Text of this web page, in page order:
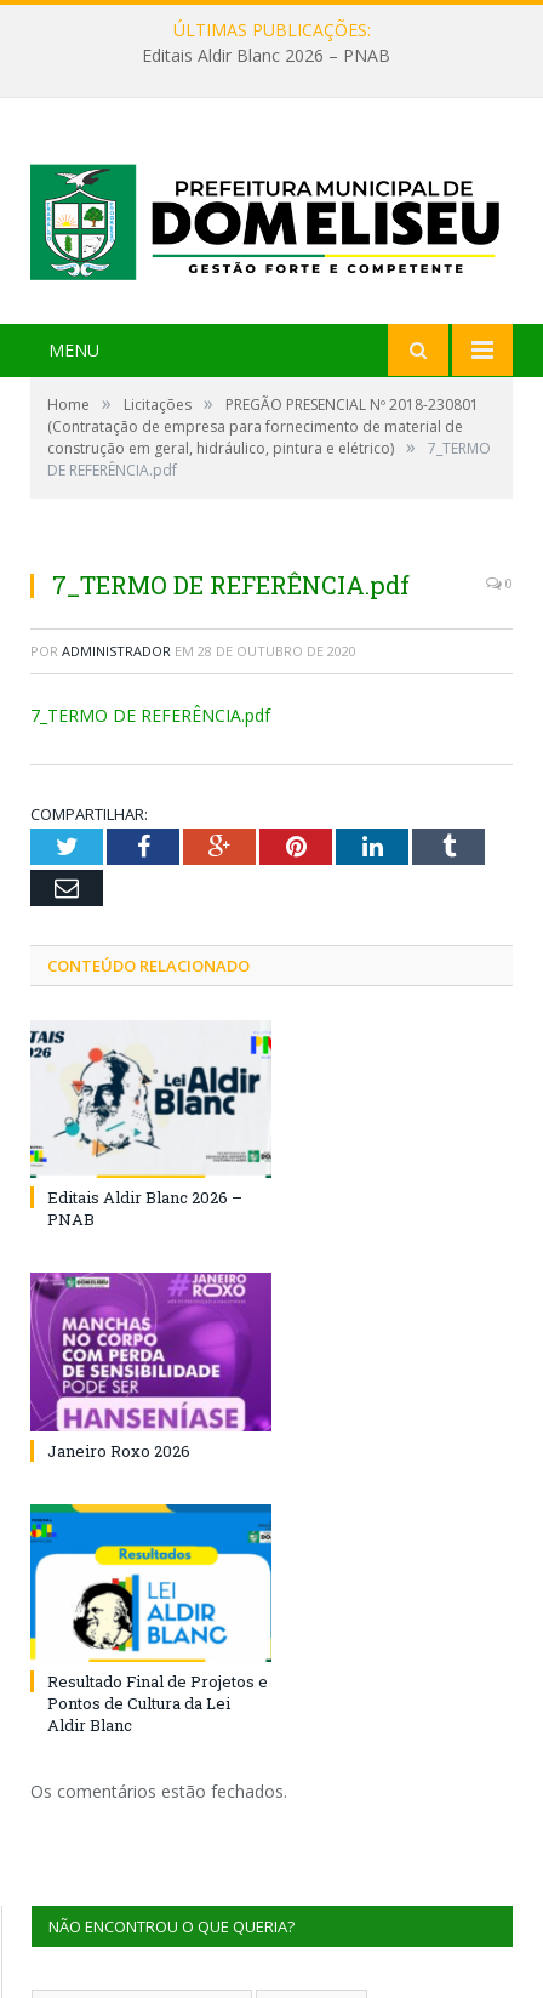
ÚLTIMAS PUBLICAÇÕES:
Editais Aldir Blanc 2026 – PNAB
MENU
Home » Licitações »
PREGÃO PRESENCIAL Nº 2018-230801
(Contratação de empresa para fornecimento de material de
construção em geral, hidráulico, pintura e elétrico) »
7_TERMO
DE REFERÊNCIA.pdf
7_TERMO DE REFERÊNCIA.pdf 0
POR ADMINISTRADOR EM 28 DE OUTUBRO DE 2020
7_TERMO DE REFERÊNCIA.pdf
COMPARTILHAR:
TwitterFacebookGoogle+PinterestLinkedInTumblr
Email
CONTEÚDO RELACIONADO
Editais Aldir Blanc 2026 –
PNAB
Janeiro Roxo 2026
Resultado Final de Projetos e
Pontos de Cultura da Lei
Aldir Blanc
Os comentários estão fechados.
NÃO ENCONTROU O QUE QUERIA?